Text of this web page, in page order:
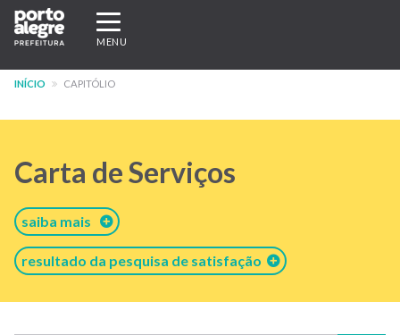
Pular
para
conteúdo
Expandir/recolher
navegação
MENU
INÍCIO CAPITÓLIO
Carta de Serviços
saiba mais
resultado da pesquisa de satisfação